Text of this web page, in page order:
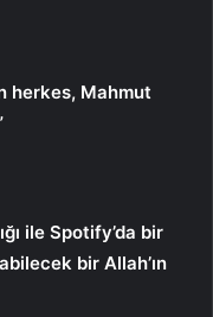
herkes, Mahmut
ile Spotify’da bir
bir Allah’ın